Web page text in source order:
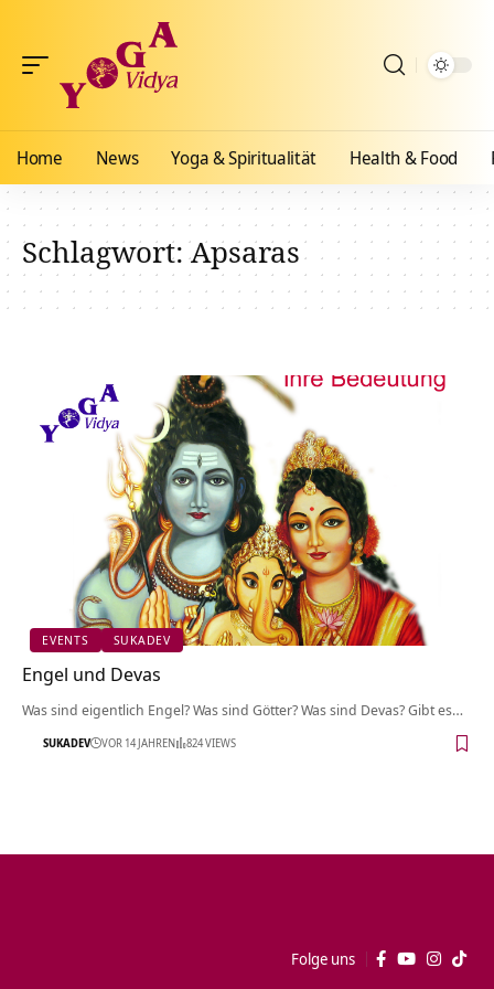
Home News Yoga & Spiritualität Health & Food
Schlagwort:Apsaras
EVENTS SUKADEV
Engel und Devas
Was sind eigentlich Engel? Was sind Götter? Was sind Devas? Gibt es…
SUKADEV VOR 14 JAHREN 824 VIEWS
Folge uns